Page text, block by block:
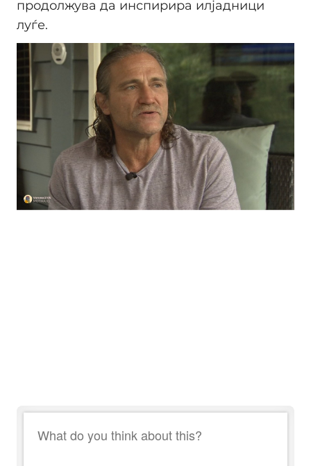
продолжува да инспирира илјадници
луѓе.